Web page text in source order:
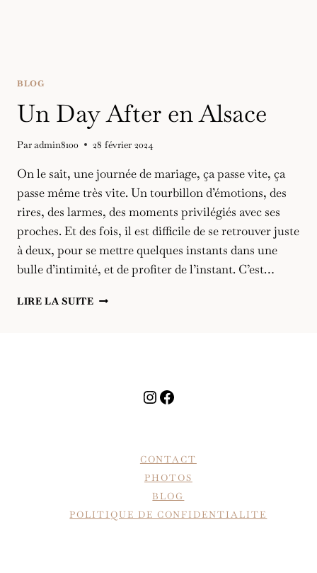
BLOG
Un Day After en Alsace
Paradmin8100 28 février 2024
On le sait, une journée de mariage, ça passe vite, ça
passe même très vite. Un tourbillon d’émotions, des
rires, des larmes, des moments privilégiés avec ses
proches. Et des fois, il est difficile de se retrouver juste
à deux, pour se mettre quelques instants dans une
bulle d’intimité, et de profiter de l’instant. C’est…
LIRE LA SUITEUN
Instagram
Facebook
CONTACT
PHOTOS
BLOG
POLITIQUE DE CONFIDENTIALITE